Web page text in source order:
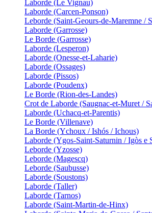
Laborde (Le Vignau)
Laborde (Carcen-Ponson)
Leborde (Saint-Geours-de-Maremne /
Laborde (Garrosse)
Le Borde (Garrosse)
Laborde (Lesperon)
Laborde (Onesse-et-Laharie)
Laborde (Ossages)
Laborde (Pissos)
Laborde (Poudenx)
Le Borde (Rion-des-Landes)
Crot de Laborde (Saugnac-et-Muret /
Laborde (Uchacq-et-Parentis)
Le Borde (Villenave)
La Borde (Ychoux / Ishós / Ichous)
Laborde (Ygos-Saint-Saturnin / Igòs e
Leborde (Yzosse)
Leborde (Magescq)
Leborde (Saubusse)
Laborde (Soustons)
Laborde (Taller)
Laborde (Tarnos)
Laborde (Saint-Martin-de-Hinx)